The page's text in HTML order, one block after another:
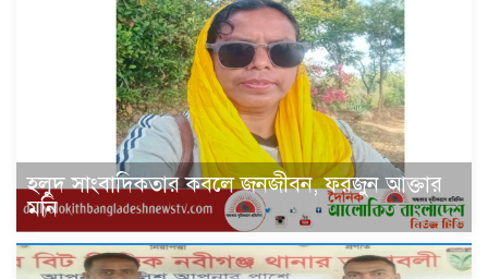
হলুদ সাংবাদিকতার কবলে জনজীবন, ফরজুন আক্তার
মনি